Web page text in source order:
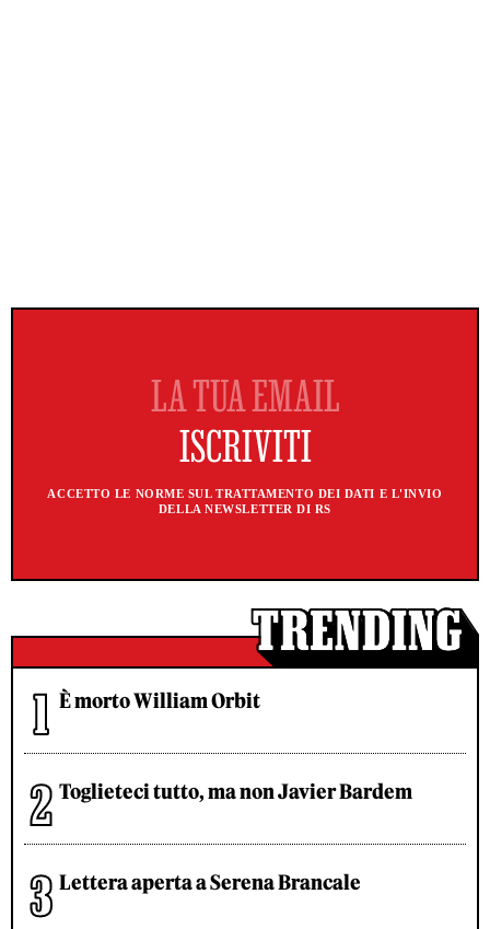
ACCETTO LE NORME SUL TRATTAMENTO DEI DATI E L'INVIO
DELLA NEWSLETTER DI RS
È morto William Orbit
Toglieteci tutto, ma non Javier Bardem
Lettera aperta a Serena Brancale